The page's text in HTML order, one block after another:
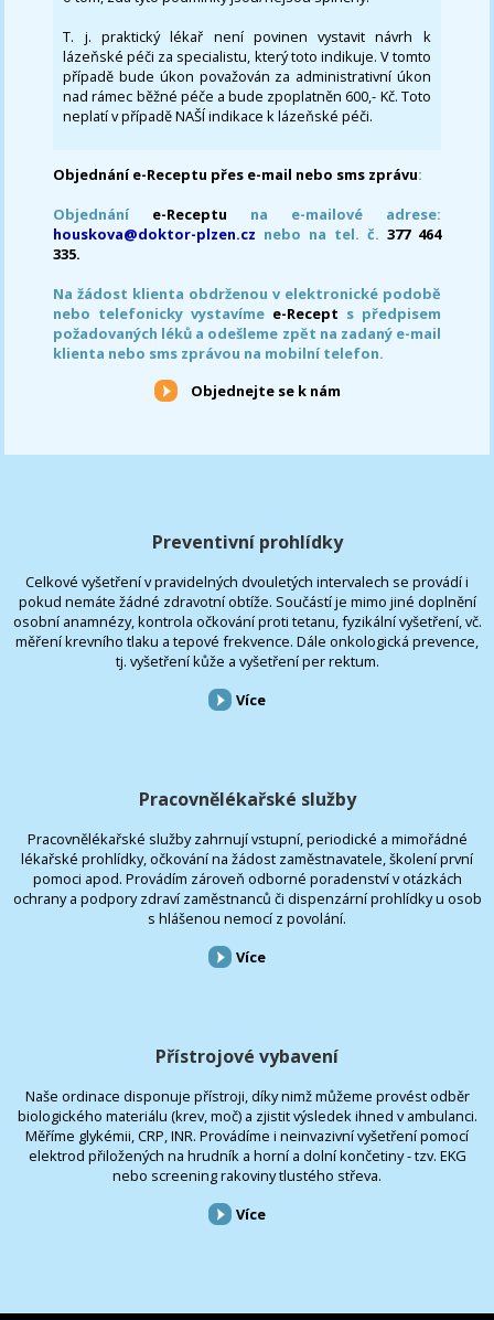
T. j. praktický lékař není povinen vystavit návrh k
lázeňské péči za specialistu, který toto indikuje. V tomto
případě bude úkon považován za administrativní úkon
nad rámec běžné péče a bude zpoplatněn 600,- Kč. Toto
neplatí v případě NAŠÍ indikace k lázeňské péči.
Objednání e-Receptu přes e-mail nebo sms zprávu:
Objednání e-Receptu na e-mailové adrese:
houskova@doktor-plzen.cz nebo na tel. č. 377 464
335.
Na žádost klienta obdrženou v elektronické podobě
nebo telefonicky vystavíme e-Recept s předpisem
požadovaných léků a odešleme zpět na zadaný e-mail
klienta nebo sms zprávou na mobilní telefon.
Objednejte se k nám
Preventivní prohlídky
Celkové vyšetření v pravidelných dvouletých intervalech se provádí i
pokud nemáte žádné zdravotní obtíže. Součástí je mimo jiné doplnění
osobní anamnézy, kontrola očkování proti tetanu, fyzikální vyšetření, vč.
měření krevního tlaku a tepové frekvence. Dále onkologická prevence,
tj. vyšetření kůže a vyšetření per rektum.
Více
Pracovnělékařské služby
Pracovnělékařské služby zahrnují vstupní, periodické a mimořádné
lékařské prohlídky, očkování na žádost zaměstnavatele, školení první
pomoci apod. Provádím zároveň odborné poradenství v otázkách
ochrany a podpory zdraví zaměstnanců či dispenzární prohlídky u osob
s hlášenou nemocí z povolání.
Více
Přístrojové vybavení
Naše ordinace disponuje přístroji, díky nimž můžeme provést odběr
biologického materiálu (krev, moč) a zjistit výsledek ihned v ambulanci.
Měříme glykémii, CRP, INR. Provádíme i neinvazivní vyšetření pomocí
elektrod přiložených na hrudník a horní a dolní končetiny - tzv. EKG
nebo screening rakoviny tlustého střeva.
Více